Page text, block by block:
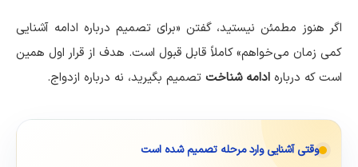
اگر هنوز مطمئن نیستید، گفتن «برای تصمیم درباره ادامه آشنایی
کمی زمان می‌خواهم» کاملاً قابل قبول است. هدف از قرار اول همین
است که درباره ادامه شناخت تصمیم بگیرید، نه درباره ازدواج.
وقتی آشنایی وارد مرحله تصمیم شده است